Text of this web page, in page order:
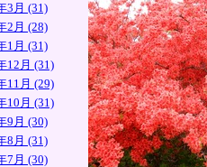
3月 (31)
2月 (28)
1月 (31)
12月 (31)
11月 (29)
10月 (31)
9月 (30)
8月 (31)
7月 (30)